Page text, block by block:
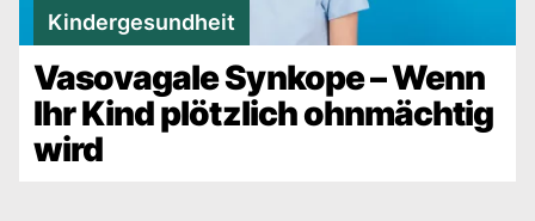
Kindergesundheit
Vasovagale Synkope – Wenn
Ihr Kind plötzlich ohnmächtig
wird